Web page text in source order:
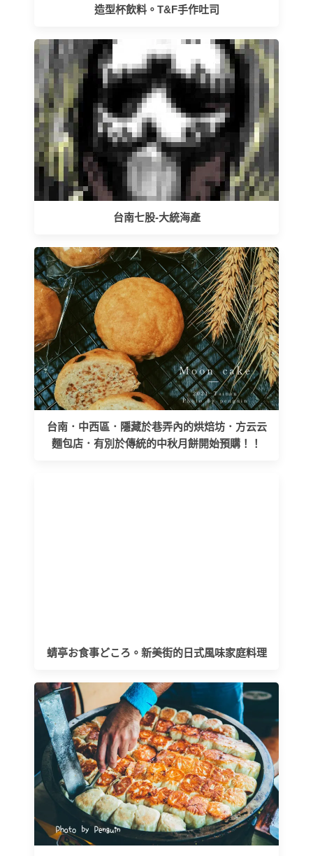
造型杯飲料。T&F手作吐司
台南七股-大統海產
台南．中西區．隱藏於巷弄內的烘焙坊．方云云
麵包店．有別於傳統的中秋月餅開始預購！！
蜻亭お食事どころ。新美街的日式風味家庭料理